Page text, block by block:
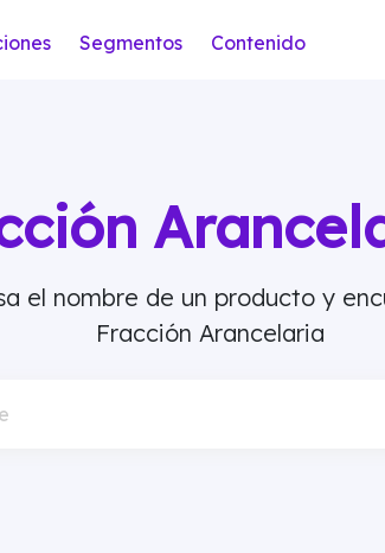
Segmentos Contenido
el nombre de un producto y
Fracción Arancelaria